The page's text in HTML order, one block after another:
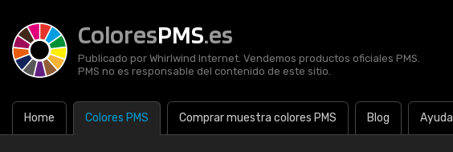
ColoresPMS.es
Publicado por Whirlwind Internet. Vendemos productos oficiales PMS.
PMS no es responsable del contenido de este sitio.
Home Colores PMS Comprar muestra colores PMS Blog Ayuda